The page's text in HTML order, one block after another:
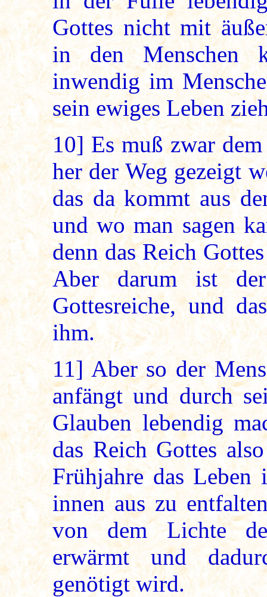
Gottes nicht mit
in den Menschen
inwendig im
sein ewiges Leben
10] Es muß zwar
her der Weg gezeigt
das da kommt aus
und wo man sagen
denn das Reich
Aber darum ist
Gottesreiche, und
ihm.
11] Aber so der
anfängt und durch
Glauben lebendig
das Reich Gottes
Frühjahre das
innen aus zu
von dem Lichte
erwärmt und
genötigt wird.